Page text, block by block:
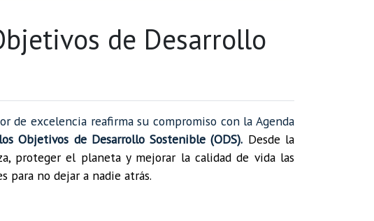
de Desarrollo
de excelencia reafirma su compromiso con la Agenda
Objetivos de Desarrollo Sostenible (ODS). Desde la
proteger el planeta y mejorar la calidad de vida las
para no dejar a nadie atrás.